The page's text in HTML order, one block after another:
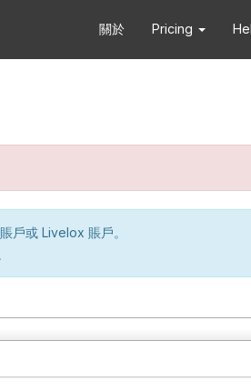
關於 Pricing
戶或 Livelox 賬戶。